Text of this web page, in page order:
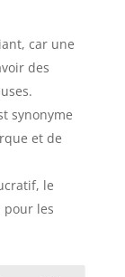
car une
des
synonyme
et de
le
pour les